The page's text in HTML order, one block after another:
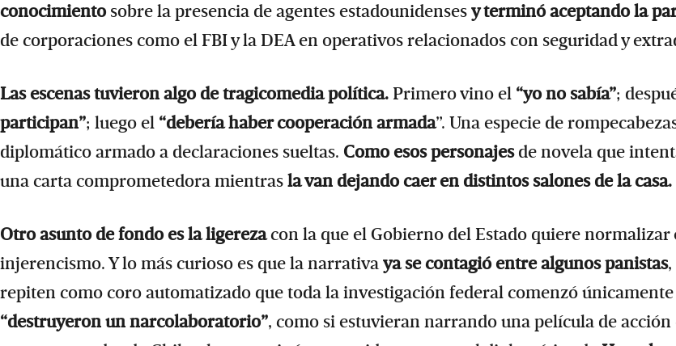
conocimiento sobre la presencia de agentes estadounidensesy terminó aceptando la
de corporaciones como el FBI y la DEA en operativos relacionados con seguridad y
Las escenas tuvieron algo de tragicomedia política. Primero vino el “yo no sabía”;
participan”; luego el “debería haber cooperación armada”. Una especie de
diplomático armado a declaraciones sueltas. Como esos personajesde novela que
una carta comprometedora mientrasla van dejando caer en distintos salones de la casa.
Otro asunto de fondo es la ligerezacon la que el Gobierno del Estado quiere normalizar
injerencismo. Y lo más curioso es que la narrativaya se contagió entre algunos panistas,
repiten como coro automatizado que toda la investigación federal comenzó
“destruyeron un narcolaboratorio”, como si estuvieran narrando una película de acción